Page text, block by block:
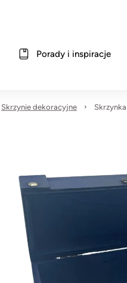
Porady i inspiracje
Skrzynie dekoracyjne